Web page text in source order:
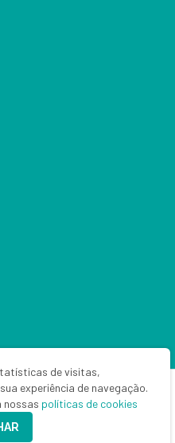
os direitos reservados.
de visitas,
experiência de navegação.
nossas políticas de cookies